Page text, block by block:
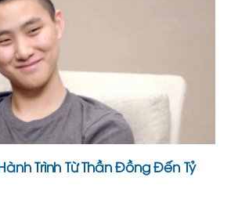
Trình Từ Thần Đồng Đến Tỷ